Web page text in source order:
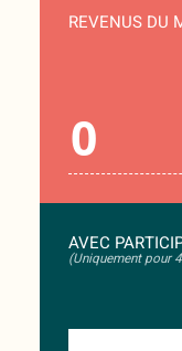
REVENUS DU
AVEC
(Uniquement pour